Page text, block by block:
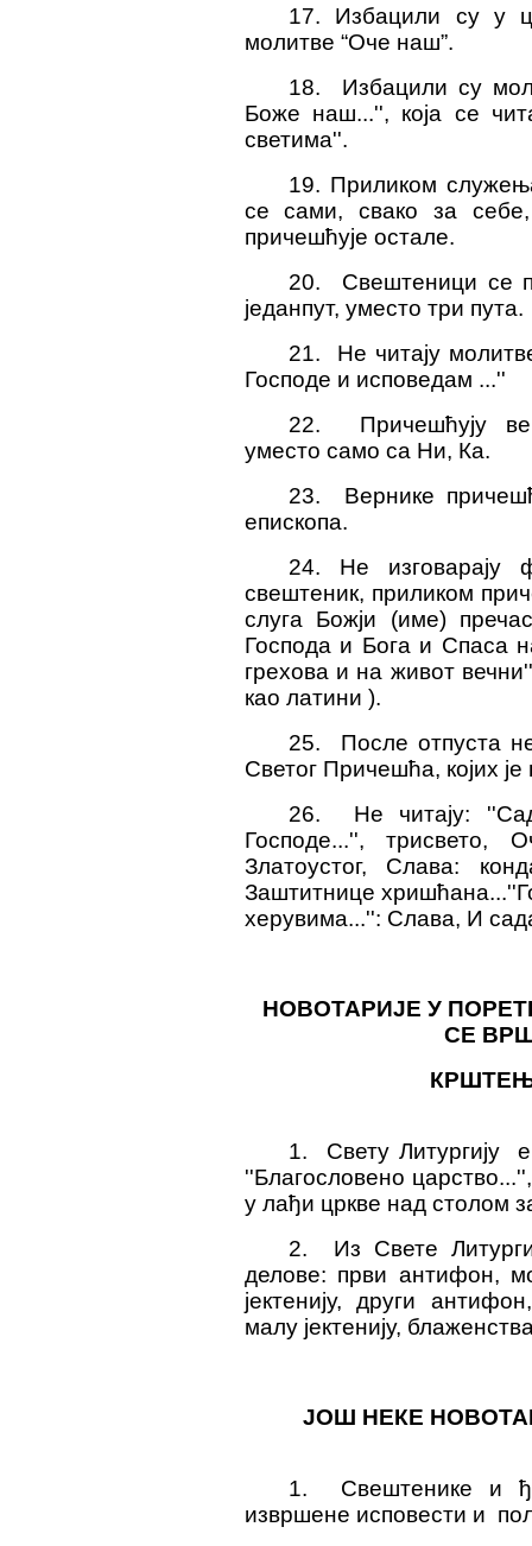
17. Избацили су у
молитве “Оче наш”.
18. Избацили су
Боже наш...'', која се
светима''.
19. Приликом
се сами, свако за себе,
причешћује остале.
20. Свештеници се
једанпут, уместо три пута.
21. Не читају
Господе и исповедам ...''
22. Причешћују
уместо само са Ни, Ка.
23. Вернике
епископа.
24. Не изговарају
свештеник, приликом
слуга Божји (име)
Господа и Бога и Спаса
грехова и на живот
као латини ).
25. После отпуста
Светог Причешћа, којих је
26. Не читају:
Господе...'',
Златоустог, Слава:
Заштитнице
херувима...'': Слава, И
НОВОТАРИЈЕ У
СЕ
1. Свету Литургију
''Благословено
у лађи цркве над столом
2. Из Свете
делове: први антифон,
јектенију, други
малу јектенију,
ЈОШ НЕКЕ
1. Свештенике и
извршене исповести и